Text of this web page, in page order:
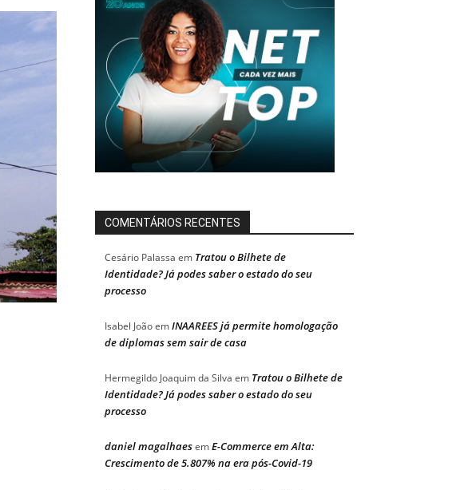
COMENTÁRIOS RECENTES
Cesário Palassa em Tratou o Bilhete de
Identidade? Já podes saber o estado do seu
processo
Isabel JoãoemINAAREES já permite homologação
de diplomas sem sair de casa
Hermegildo Joaquim da Silva em Tratou o Bilhete de
Identidade? Já podes saber o estado do seu
processo
daniel magalhaesemE-Commerce em Alta:
Crescimento de 5.807% na era pós-Covid-19